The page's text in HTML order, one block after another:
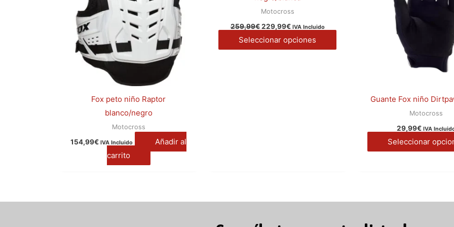
Fox peto niño Raptor
blanco/negro
Motocross
154,99€ IVA Incluido
Añadir al
carrito
Motocross
259,99€ 229,99€ IVA Incluido
Seleccionar opciones
Guante Fox niño
Motocross
29,99€ IVA
Seleccionar